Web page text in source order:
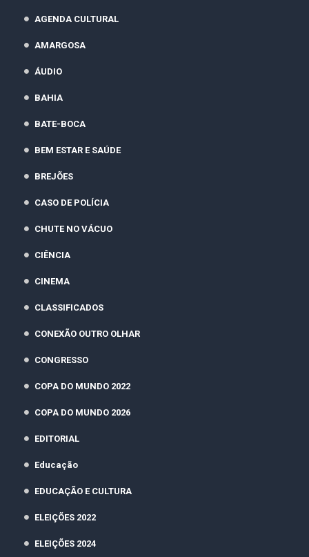
AGENDA CULTURAL
AMARGOSA
ÁUDIO
BAHIA
BATE-BOCA
BEM ESTAR E SAÚDE
BREJÕES
CASO DE POLÍCIA
CHUTE NO VÁCUO
CIÊNCIA
CINEMA
CLASSIFICADOS
CONEXÃO OUTRO OLHAR
CONGRESSO
COPA DO MUNDO 2022
COPA DO MUNDO 2026
EDITORIAL
Educação
EDUCAÇÃO E CULTURA
ELEIÇÕES 2022
ELEIÇÕES 2024